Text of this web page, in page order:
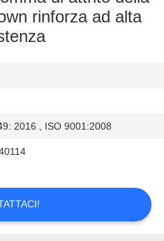
rinforza ad alta
2016 , ISO 9001:2008